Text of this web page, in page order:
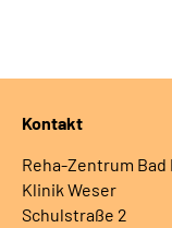
Kontakt
Reha-Zentrum Bad
Klinik Weser
Schulstraße 2